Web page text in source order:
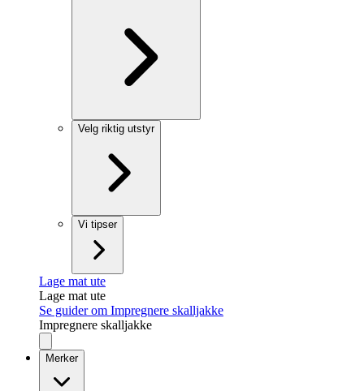
Velg riktig utstyr
Vi tipser
Lage mat ute
Lage mat ute
Se guider om Impregnere skalljakke
Impregnere skalljakke
Merker